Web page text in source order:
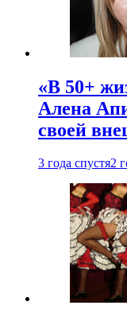
«В 50+
Алена
своей
3 года спустя2